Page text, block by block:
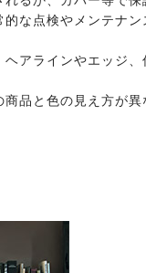
な点検やメンテナ
アラインやエッジ、
品と色の見え方が異